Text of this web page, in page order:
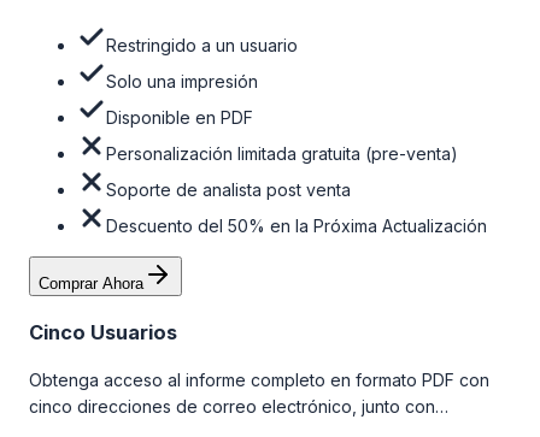
Restringido a un usuario
Solo una impresión
Disponible en PDF
Personalización limitada gratuita (pre-venta)
Soporte de analista post venta
Descuento del 50% en la Próxima Actualización
Comprar Ahora
Cinco Usuarios
Obtenga acceso al informe completo en formato PDF con
cinco direcciones de correo electrónico, junto con